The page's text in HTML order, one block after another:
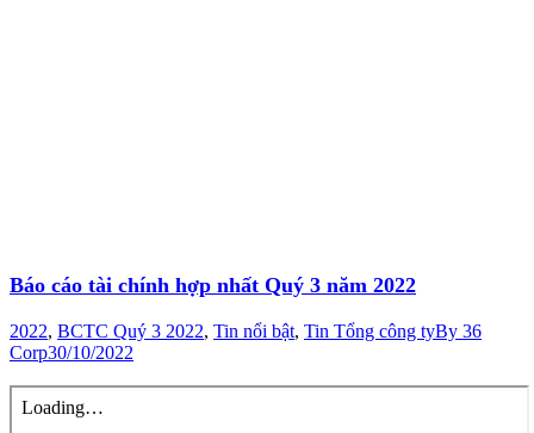
Báo cáo tài chính hợp nhất Quý 3 năm 2022
2022, BCTC Quý 3 2022, Tin nổi bật, Tin Tổng công tyBy 36
Corp30/10/2022